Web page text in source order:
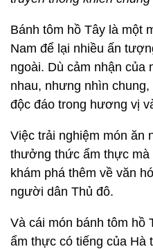
Bánh tôm hồ Tây là một
Nam để lại nhiều ấn
ngoài. Dù cảm nhận của
nhau, nhưng nhìn
độc đáo trong hương vị
Việc trải nghiệm món ăn
thưởng thức ẩm thực mà
khám phá thêm về văn
người dân Thủ đô.
Và cái món bánh tôm hồ
ẩm thực có tiếng của Hà